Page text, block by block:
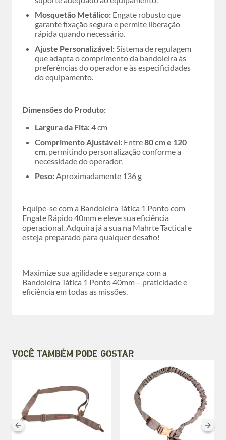
Mosquetão Metálico: Engate robusto que
garante fixação segura e permite liberação
rápida quando necessário.
Ajuste Personalizável:Sistema de regulagem
que adapta o comprimento da bandoleira às
preferências do operador e às especificidades
do equipamento.
Dimensões do Produto:
Largura da Fita:4 cm
Comprimento Ajustável: Entre80 cm e 120
cm, permitindo personalização conforme a
necessidade do operador.
Peso:Aproximadamente 136 g
Equipe-se com a Bandoleira Tática 1 Ponto com
Engate Rápido 40mm e eleve sua eficiência
operacional. Adquira já a sua na Mahrte Tactical e
esteja preparado para qualquer desafio!
Maximize sua agilidade e segurança com a
Bandoleira Tática 1 Ponto 40mm – praticidade e
eficiência em todas as missões.
VOCÊ TAMBÉM PODE GOSTAR